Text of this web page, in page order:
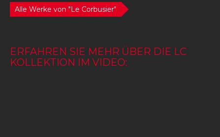
Alle Werke von "Le Corbusier"
ERFAHREN SIE MEHR ÜBER DIE LC
KOLLEKTION IM VIDEO: